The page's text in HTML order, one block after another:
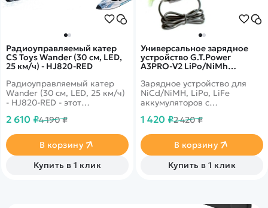
Радиоуправляемый катер
CS Toys Wander (30 см, LED,
25 км/ч) - HJ820-RED
Радиоуправляемый катер
Wander (30 см, LED, 25 км/ч)
- HJ820-RED - этот
несмотря на свой небольшой
максимальной скорости 25
км/ч, благодаря мощному
коллекторному
электродвигателю!
2 610 ₽4 190 ₽
В корзину
Купить в 1 клик
Универсальное зарядное
устройство G.T.Power
A3PRO-V2 LiPo/NiMh
Tamiya - GTP-A3-PRO-V2
Зарядное устройство для
NiCd/NiMH, LiPo, LiFe
аккумуляторов с
входная мощность: АС 100-
NiCd/NiMH, LiPo, LiFe
поддерживаемые
аккумуляторы: NiCd/NiMh: 4-
8S, Li-Po/Li-Fe: 2-3S
1 420 ₽2 420 ₽
В корзину
Купить в 1 клик